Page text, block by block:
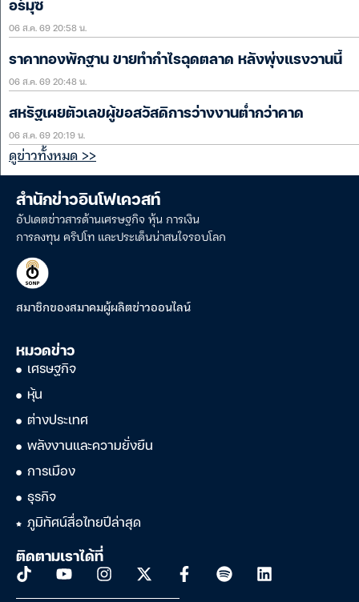
อร์มุซ
06 ส.ค. 69 20:58 น.
ราคาทองพักฐาน ขายทำกำไรฉุดตลาด หลังพุ่งแรงวานนี้
06 ส.ค. 69 20:48 น.
สหรัฐเผยตัวเลขผู้ขอสวัสดิการว่างงานต่ำกว่าคาด
06 ส.ค. 69 20:19 น.
ดูข่าวทั้งหมด >>
สำนักข่าวอินโฟเควสท์
อัปเดตข่าวสารด้านเศรษฐกิจ หุ้น การเงิน
การลงทุน คริปโท และประเด็นน่าสนใจรอบโลก
สมาชิกของสมาคมผู้ผลิตข่าวออนไลน์
หมวดข่าว
เศรษฐกิจ
หุ้น
ต่างประเทศ
พลังงานและความยั่งยืน
การเมือง
ธุรกิจ
ภูมิทัศน์สื่อไทยปีล่าสุด
ติดตามเราได้ที่